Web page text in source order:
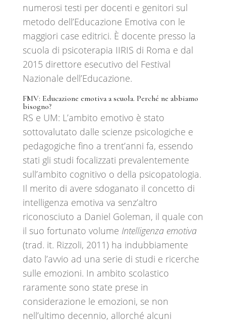
numerosi testi per docenti e genitori sul
metodo dell’Educazione Emotiva con le
maggiori case editrici. È docente presso la
scuola di psicoterapia IIRIS di Roma e dal
2015 direttore esecutivo del Festival
Nazionale dell’Educazione.
FMV: Educazione emotiva a scuola. Perché ne abbiamo
bisogno?
RS e UM: L’ambito emotivo è stato
sottovalutato dalle scienze psicologiche e
pedagogiche fino a trent’anni fa, essendo
stati gli studi focalizzati prevalentemente
sull’ambito cognitivo o della psicopatologia.
Il merito di avere sdoganato il concetto di
intelligenza emotiva va senz’altro
riconosciuto a Daniel Goleman, il quale con
il suo fortunato volume Intelligenza emotiva
(trad. it. Rizzoli, 2011) ha indubbiamente
dato l’avvio ad una serie di studi e ricerche
sulle emozioni. In ambito scolastico
raramente sono state prese in
considerazione le emozioni, se non
nell’ultimo decennio, allorché alcuni